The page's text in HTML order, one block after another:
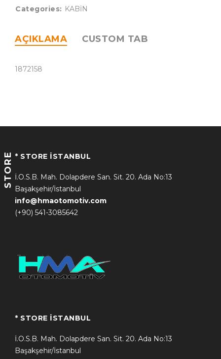
Categories: KABİN
AÇIKLAMA CUSTOM TAB
1872158
STORE * STORE İSTANBUL
İ.O.S.B. Mah. Dolapdere San. Sit. 20. Ada No:13
Başakşehir/İstanbul
info@hmaotomotiv.com
(+90) 541-3085642
* STORE İSTANBUL
İ.O.S.B. Mah. Dolapdere San. Sit. 20. Ada No:13
Başakşehir/İstanbul